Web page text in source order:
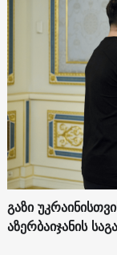
გაზი
აზერბაიჯანის